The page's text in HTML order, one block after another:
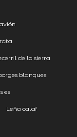
de la sierra
blanques
es
Leña calaf